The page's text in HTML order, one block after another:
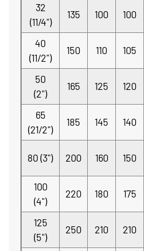
32
(11/4")
135 100 100
40
(11/2")
150 110 105
50
(2")
165 125 120
65
(21/2")
185 145 140
80 (3") 200 160 150
100
(4")
220 180 175
125
(5")
250 210 210